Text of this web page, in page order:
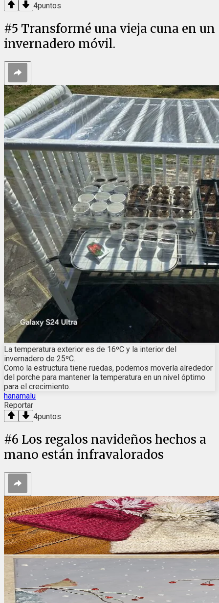
4puntos
#5 Transformé una vieja cuna en un
invernadero móvil.
La temperatura exterior es de 16ºC y la interior del
invernadero de 25ºC.
Como la estructura tiene ruedas, podemos moverla alrededor
del porche para mantener la temperatura en un nivel óptimo
para el crecimiento.
hanamalu
Reportar
4puntos
#6 Los regalos navideños hechos a
mano están infravalorados